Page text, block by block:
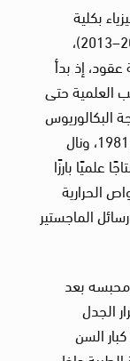
بكلية
العلوم – جامعة أسيوط خلال الفترة (2012–2013)،
إذ بدأ
المناصب العلمية حتى
البكالوريوس
في الفيزياء عام 1975، ثم الماجستير عام 1981، ونال
علميًا بارزًا
الحرارية
الماجستير
بعد
الجدل
السن